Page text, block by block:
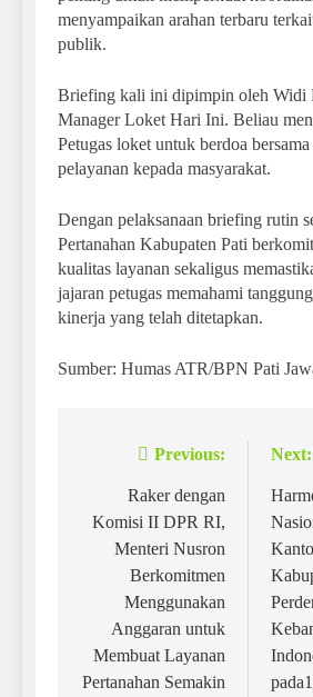
menyampaikan arahan terbaru
publik.
Briefing kali ini dipimpin oleh Widi
Manager Loket Hari Ini. Beliau
Petugas loket untuk berdoa
pelayanan kepada masyarakat.
Dengan pelaksanaan briefing rutin
Pertanahan Kabupaten Pati
kualitas layanan sekaligus
jajaran petugas memahami
kinerja yang telah ditetapkan.
Sumber: Humas ATR/BPN Pati
navigation
Previous:
Raker dengan
Komisi II DPR RI,
Menteri Nusron
Berkomitmen
Menggunakan
Anggaran untuk
Membuat Layanan
Pertanahan Semakin
Next: